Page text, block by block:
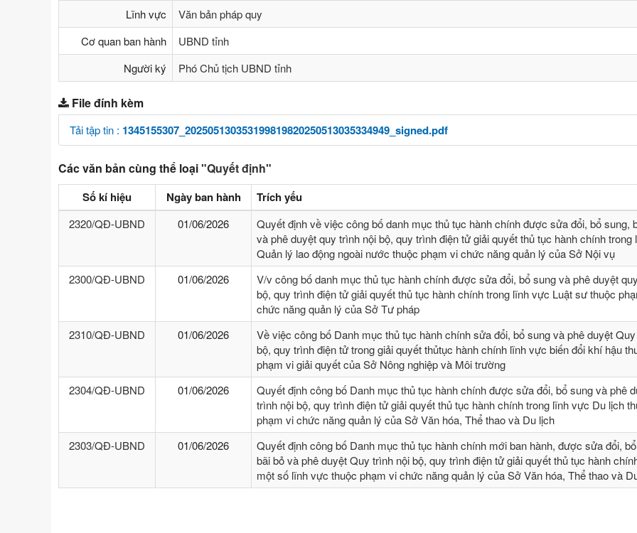
Lĩnh vực
Văn bản pháp quy
Cơ quan ban hành
UBND tỉnh
Người ký
Phó Chủ tịch UBND tỉnh
File đính kèm
Tải tập tin : 1345155307_202505130353199819820250513035334949_signed.pdf
Các văn bản cùng thể loại"Quyết định"
Số kí hiệu Ngày ban hành Trích yếu
2320/QĐ-UBND 01/06/2026
Quyết định về việc công bố danh mục thủ tục hành chính được sửa đổi, bổ sung,
và phê duyệt quy trình nội bộ, quy trình điện tử giải quyết thủ tục hành chính trong
Quản lý lao động ngoài nước thuộc phạm vi chức năng quản lý của Sở Nội vụ
2300/QĐ-UBND
01/06/2026
V/v công bố danh mục thủ tục hành chính được sửa đổi, bổ sung và phê duyệt
bộ, quy trình điện tử giải quyết thủ tục hành chính trong lĩnh vực Luật sư thuộc
chức năng quản lý của Sở Tư pháp
2310/QĐ-UBND
01/06/2026
Về việc công bố Danh mục thủ tục hành chính sửa đổi, bổ sung và phê duyệt
bộ, quy trình điện tử trong giải quyết thủtục hành chính lĩnh vực biến đổi khí hậu
phạm vi giải quyết của Sở Nông nghiệp và Môi trường
2304/QĐ-UBND
01/06/2026
Quyết định công bố Danh mục thủ tục hành chính được sửa đổi, bổ sung và phê
trình nội bộ, quy trình điện tử giải quyết thủ tục hành chính trong lĩnh vực Du lịch
phạm vi chức năng quản lý của Sở Văn hóa, Thể thao và Du lịch
2303/QĐ-UBND
01/06/2026
Quyết định công bố Danh mục thủ tục hành chính mới ban hành, được sửa đổi,
bãi bỏ và phê duyệt Quy trình nội bộ, quy trình điện tử giải quyết thủ tục hành
một số lĩnh vực thuộc phạm vi chức năng quản lý của Sở Văn hóa, Thể thao và